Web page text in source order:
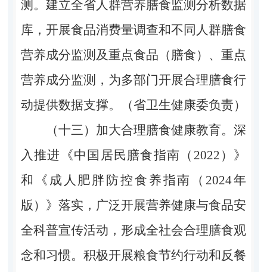
测。建立全省人群营养膳食监测分析数据
库，开展食品消费量调查和不同人群膳食
营养成分监测及重点食品（膳食）、重点
营养成分监测，为多部门开展合理膳食行
动提供数据支撑。（省卫生健康委负责）
（十三）加大合理膳食健康教育。深
入推进《中国居民膳食指南（2022）》
和《成人肥胖防控食养指南（2024年
版）》落实，广泛开展营养健康与食品安
全科普宣传活动，形成全社会合理膳食观
念和习惯。积极开展粮食节约行动和反餐